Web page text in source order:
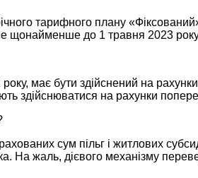
тарифного плану
щонайменше до 1 травня 2023
має бути здійснений на
здійснюватися на рахунки
сум пільг і житлових
На жаль, дієвого механізму